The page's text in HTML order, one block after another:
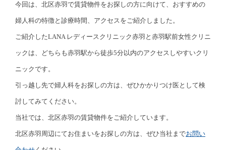
今回は、北区赤羽で賃貸物件をお探しの方に向けて、おすすめの
婦人科の特徴と診療時間、アクセスをご紹介しました。
ご紹介したLANA レディースクリニック赤羽と赤羽駅前女性クリニ
ックは、どちらも赤羽駅から徒歩5分以内のアクセスしやすいクリ
ニックです。
引っ越し先で婦人科をお探しの方は、ぜひかかりつけ医として検
討してみてください。
当社では、北区赤羽の賃貸物件をご紹介しています。
北区赤羽周辺にてお住まいをお探しの方は、ぜひ当社までお問い